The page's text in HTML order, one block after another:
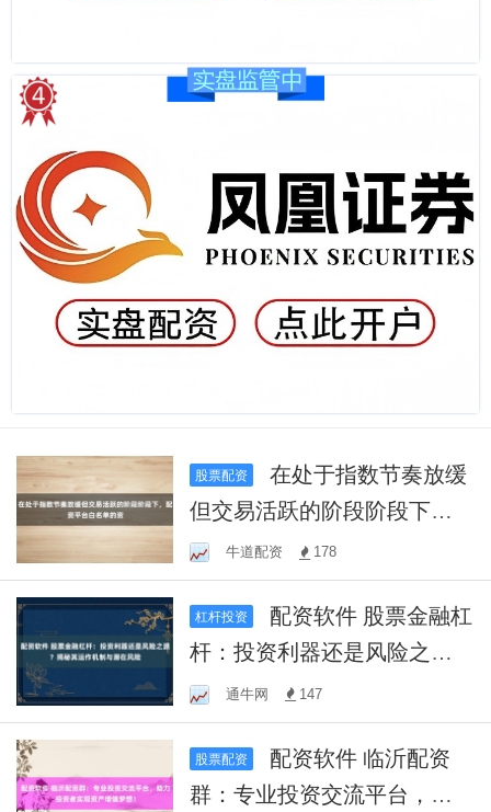
股票配资
在处于指数节奏放缓
但交易活跃的阶段阶段下，
配资平台白名单的资
牛道配资 178
杠杆投资
杆：投资利器还是风险之
源？揭秘其运作机制与潜在
风险
通牛网 147
股票配资
群：专业投资交流平台，助